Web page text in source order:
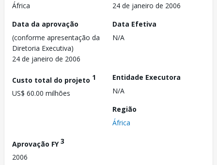
África
24 de janeiro de 2006
Data da aprovação
(conforme apresentação da
Diretoria Executiva)
24 de janeiro de 2006
Data Efetiva
N/A
Custo total do projeto 1
US$ 60.00 milhões
Entidade Executora
N/A
Região
África
Aprovação FY3
2006